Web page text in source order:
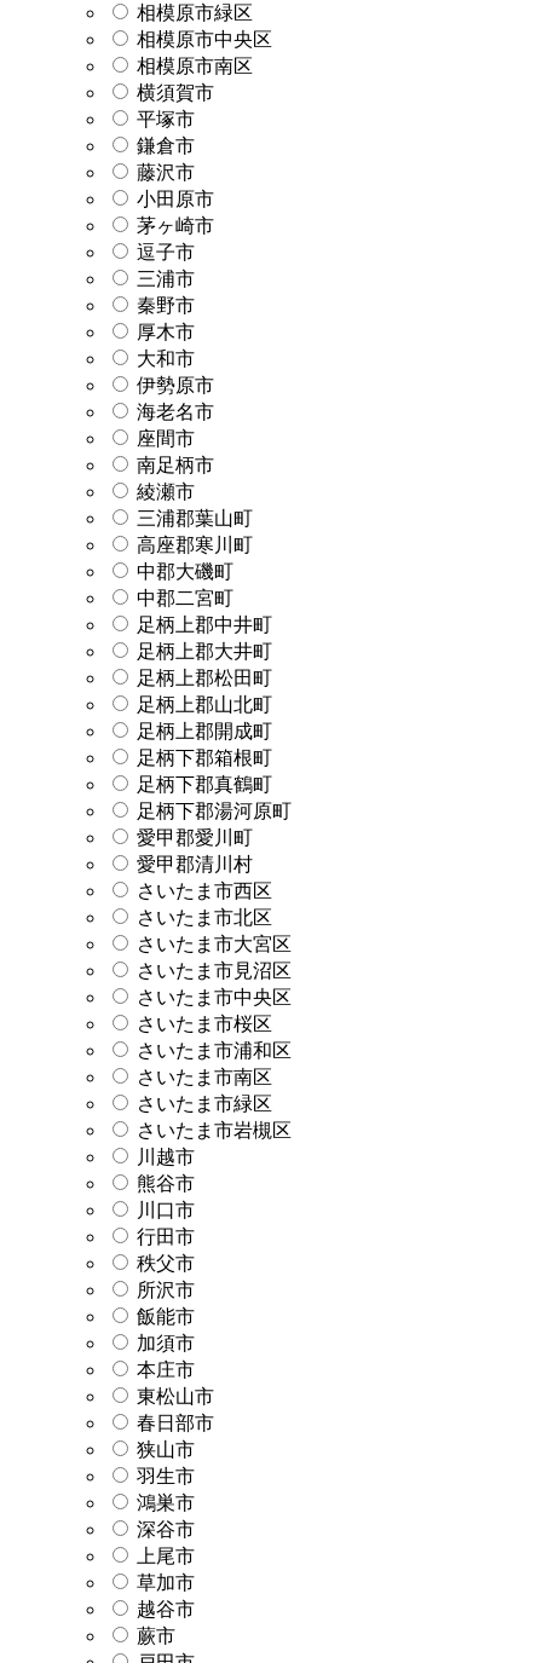
相模原市緑区
相模原市中央区
相模原市南区
横須賀市
平塚市
鎌倉市
藤沢市
小田原市
茅ヶ崎市
逗子市
三浦市
秦野市
厚木市
大和市
伊勢原市
海老名市
座間市
南足柄市
綾瀬市
三浦郡葉山町
高座郡寒川町
中郡大磯町
中郡二宮町
足柄上郡中井町
足柄上郡大井町
足柄上郡松田町
足柄上郡山北町
足柄上郡開成町
足柄下郡箱根町
足柄下郡真鶴町
足柄下郡湯河原町
愛甲郡愛川町
愛甲郡清川村
さいたま市西区
さいたま市北区
さいたま市大宮区
さいたま市見沼区
さいたま市中央区
さいたま市桜区
さいたま市浦和区
さいたま市南区
さいたま市緑区
さいたま市岩槻区
川越市
熊谷市
川口市
行田市
秩父市
所沢市
飯能市
加須市
本庄市
東松山市
春日部市
狭山市
羽生市
鴻巣市
深谷市
上尾市
草加市
越谷市
蕨市